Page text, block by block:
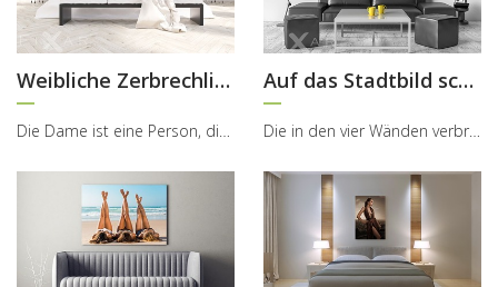
Weibliche Zerbrechlichkeit im Roten
Die Dame ist eine Person, die viele Gesichter besitzt. Sie kann nicht nur ruhig, sondern auch en...
Auf das Stadtbild schauen
Die in den vier Wänden verbrachten Weilen sind oft mit der Leichtigkeit der Erholung verbunden. ...